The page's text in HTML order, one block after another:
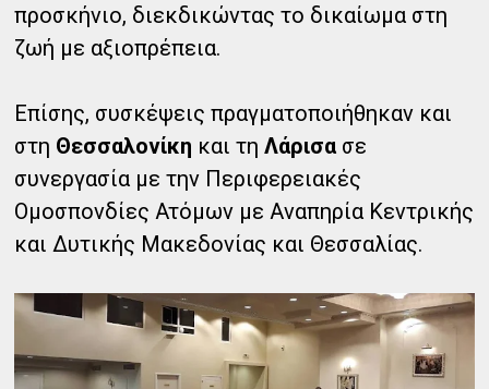
προσκήνιο, διεκδικώντας το δικαίωμα στη
ζωή με αξιοπρέπεια.
Επίσης, συσκέψεις πραγματοποιήθηκαν και
στη Θεσσαλονίκη και τηΛάρισα σε
συνεργασία με την Περιφερειακές
Ομοσπονδίες Ατόμων με Αναπηρία Κεντρικής
και Δυτικής Μακεδονίας και Θεσσαλίας.